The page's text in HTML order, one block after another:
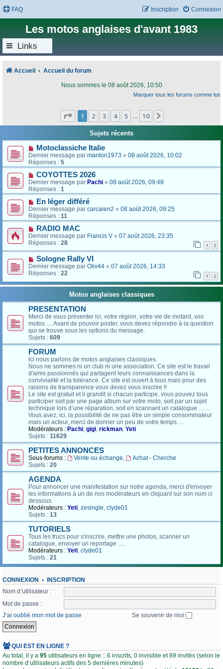
FAQ Connexion
Inscription
Les motos anglaises d'avant 1983
Links
Accueil Accueil du forum
Nous sommes le 08 août 2026, 10:50
Marquer tous les forums comme lus
Page 1sur
1 2 3 4 5 10
Sujets récents
Motoclassiche Italie
Dernier message par manton1973 « 08 août 2026, 10:02
Réponses : 5
COYOTTES 2026
Dernier message par Pachi « 08 août 2026, 09:48
Réponses : 1
En léger différé
Dernier message par carcaien2 « 08 août 2026, 09:25
Réponses : 11
RADIO MAC
Dernier message par Francis V « 07 août 2026, 23:35
Réponses : 28 1 2
Sologne Rally VI
Dernier message par Oliv44 « 07 août 2026, 14:33
Réponses : 22 1 2
Motos anglaises classiques
PRESENTATION
Merci de vous présenter ici, votre région, votre vie de motard, vos
motos .... Avant de pouvoir poster, vous devez répondre à la question
qui se trouve sous les options du message.
Sujets : 609
FORUM
Ici nous parlons de motos anglaises classiques.
Nous ne sommes ni un club ni une association. Ce site est le travail
d'amis passionnés qui partagent leurs connaissances dans la
convivialité et la tolérance. Ce site est ouvert à tous mais pour des
raisons de transparence vous devez vous inscrire !!
Le site est gratuit et il grandit si chacun participe, vous pouvez tous
participer soit par une page album sur votre moto, soit par un sujet
technique lors d’une réparation, soit en scannant un catalogue ……
Vous avez, ici, la possibilité de ne pas être un simple consommateur
mais un acteur, merci de donner un peu de votre temps …
Modérateurs : Pachi, gigi, rickman, Yeti
Sujets : 11629
PETITES ANNONCES
Sous-forums : Vente ou échange,
Achat - Cherche
Sujets : 20
AGENDA
Pour annoncer une manifestation sur notre agenda, merci d'envoyer
les informations à un de nos modérateurs en cliquant sur son nom ci
dessous.
Modérateurs : Yeti, zesingle, clyde01
Sujets : 13
TUTORIELS
Tous les trucs pour s'inscrire, mettre une photos, scanner un
catalogue, envoyer un reportage .....
Modérateurs : Yeti, clyde01
Sujets : 21
CONNEXION • INSCRIPTION
Nom d’utilisateur :
Mot de passe :
J’ai oublié mon mot de passe
Se souvenir de moi
QUI EST EN LIGNE ?
Au total, il y a 95 utilisateurs en ligne :: 6 inscrits, 0 invisible et 89 invités (selon le
nombre d’utilisateurs actifs des 5 dernières minutes)